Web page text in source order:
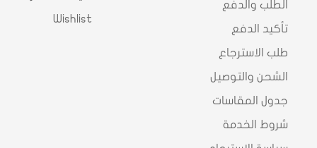
الطلب والدفع
تأكيد الدفع
طلب الاسترجاع
الشحن والتوصيل
جدول المقاسات
شروط الخدمة
Wishlist